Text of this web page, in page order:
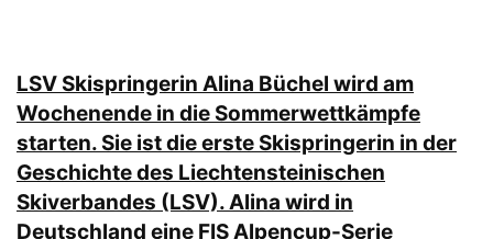
LSV Skispringerin Alina Büchel wird am
Wochenende in die Sommerwettkämpfe
starten. Sie ist die erste Skispringerin in der
Geschichte des Liechtensteinischen
Skiverbandes (LSV). Alina wird in
Deutschland eine FIS Alpencup-Serie